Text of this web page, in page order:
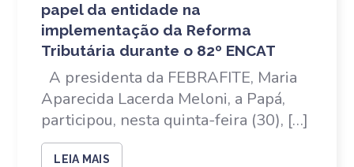
papel da entidade na
implementação da Reforma
Tributária durante o 82º ENCAT
A presidenta da FEBRAFITE, Maria
Aparecida Lacerda Meloni, a Papá,
participou, nesta quinta-feira (30), […]
LEIA MAIS